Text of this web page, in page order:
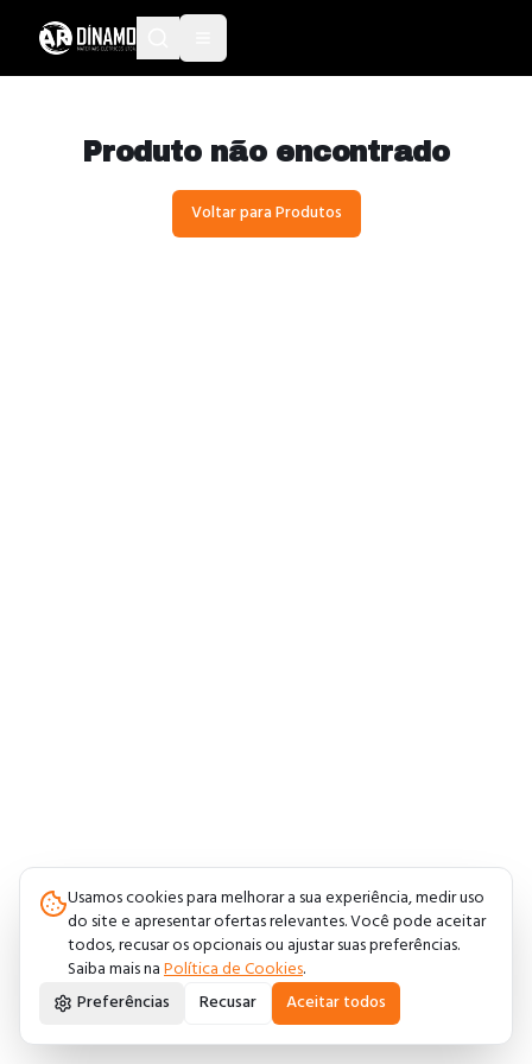
Produto não encontrado
Voltar para Produtos
Usamos cookies para melhorar a sua experiência, medir uso
do site e apresentar ofertas relevantes. Você pode aceitar
todos, recusar os opcionais ou ajustar suas preferências.
Saiba mais naPolítica de Cookies.
Preferências
Recusar Aceitar todos